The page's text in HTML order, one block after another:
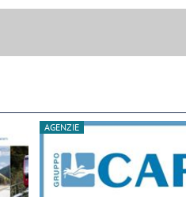
AGENZIE